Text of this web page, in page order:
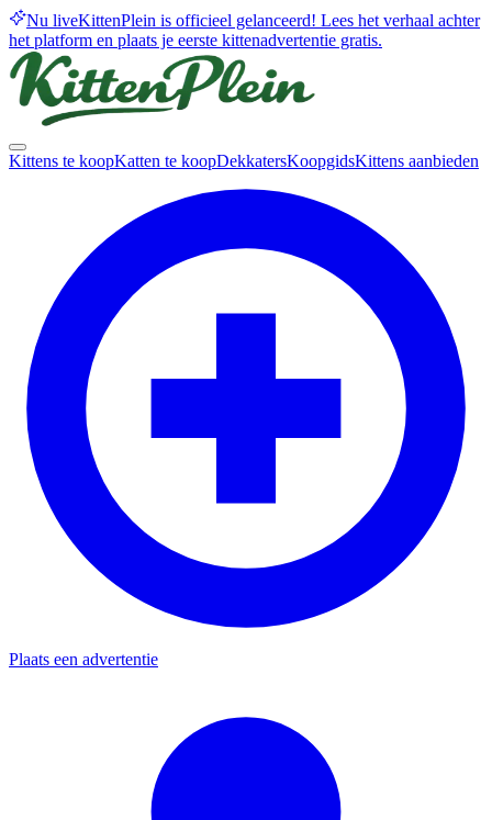
Nu liveKittenPlein is officieel gelanceerd! Lees het verhaal achter
het platform en plaats je eerste kittenadvertentie gratis.
Kittens te koopKatten te koopDekkatersKoopgidsKittens aanbieden
Plaats een advertentie